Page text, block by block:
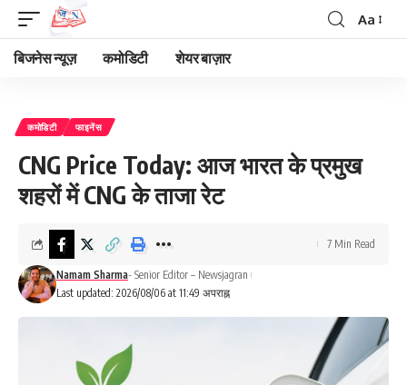
Font
Aa
बिजनेस न्यूज़ कमोडिटी शेयर बाज़ार
कमोडिटी फाइनेंस
CNG Price Today: आज भारत के प्रमुख
शहरों में CNG के ताजा रेट
Last updated: 2026/08/06 at 11:49 अपराह्न
Namam Sharma- Senior Editor – Newsjagran
7 Min Read